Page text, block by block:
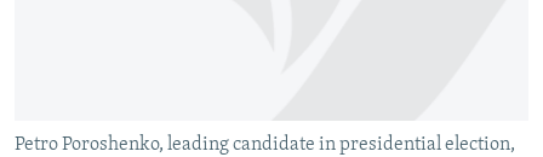
Українською
Petro Poroshenko, leading candidate in presidential election,